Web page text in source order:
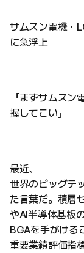
サムスン電機・
に急浮上
「まずサムス
握してこい」
最近、
世界のビッグテ
た言葉だ。積層
やAI半導体基板
BGAを手がける
重要業績評価指